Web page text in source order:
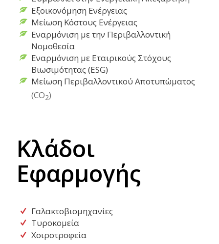
Εξοικονόμηση Ενέργειας
Μείωση Κόστους Ενέργειας
Eναρμόνιση με την Περιβαλλοντική
Νομοθεσία
Εναρμόνιση με Εταιρικούς Στόχους
Βιωσιμότητας (ESG)
Μείωση Περιβαλλοντικού Αποτυπώματος
(CO2)
Κλάδοι
Εφαρμογής
Γαλακτοβιομηχανίες
Τυροκομεία
Χοιροτροφεία